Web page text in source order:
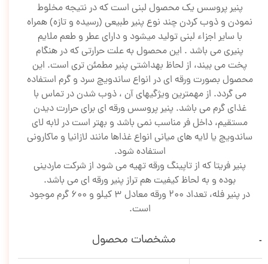
پنیر پروسس یك محصول لبنی است که در نتیجه مخلوط
نمودن و ذوب کردن چند نوع پنیر طبیعی (رسیده و تازه) همراه
با سایر اجزاء لبنی تولید میشود و دارای عطر و طعم ملایم
پنیری می باشد . این محصول به علت حرارتی که در هنگام
پخت می بیند، از لحاظ بهداشتی پنیر مطمئن تری است. این
محصول بصورت ورقه ای در انواع ساندویچ سرد و گرم استفاده
می گردد. از مهمترین ویژگیهای آن ، ذوب شدن در تماس با
غذای گرم می باشد. پنیر پروسس ورقه ای برای حرارت دیدن
مستقیم، داخل فر مناسب نمی باشد و بهتر است در لابه لای
ساندویچ یا لایه های میانی انواع غذاها مانند لازانیا و ماکارونی
استفاده شود.
پنیر فریتا که از تاپینگ ورقه تهیه می شود از شرکت ماردینی
بوده و به لحاظ کیفیت هم تراز پنیر ورقه ای می باشد.
در پنیر فله، تعداد 200 ورقه معادل 3 کیلو و 600 گرم موجود
است.
مشخصات محصول